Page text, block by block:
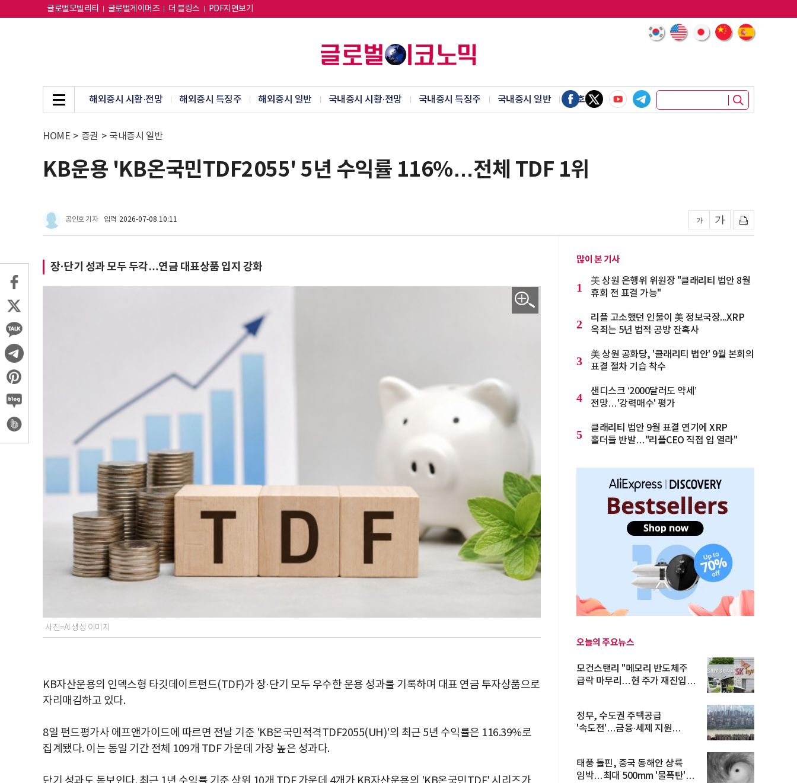
글로벌모빌리티 글로벌게이머즈 더 블링스 PDF지면보기
해외증시 시황·전망 해외증시 특징주 해외증시 일반 국내증시 시황·전망 국내증시 특징주 국내증시 일반 암호화폐
HOME > 증권 > 국내증시 일반
KB운용 'KB온국민TDF2055' 5년 수익률 116%…전체 TDF 1위
공인호 기자 입력 2026-07-08 10:11
장·단기 성과 모두 두각…연금 대표상품 입지 강화
사진=AI 생성 이미지
KB자산운용의 인덱스형 타깃데이트펀드(TDF)가 장·단기 모두 우수한 운용 성과를 기록하며 대표 연금 투자상품으로
자리매김하고 있다.
8일 펀드평가사 에프앤가이드에 따르면 전날 기준 'KB온국민적격TDF2055(UH)'의 최근 5년 수익률은 116.39%로
집계됐다. 이는 동일 기간 전체 109개 TDF 가운데 가장 높은 성과다.
많이 본 기사
1
美 상원 은행위 위원장 "클래리티 법안 8월
휴회 전 표결 가능"
2
리플 고소했던 인물이 美 정보국장...XRP
옥죄는 5년 법적 공방 잔혹사
3
美 상원 공화당, '클래리티 법안' 9월 본회의
표결 절차 기습 착수
4
샌디스크 ‘2000달러도 약세’
전망…'강력매수' 평가
5
클래리티 법안 9월 표결 연기에 XRP
홀더들 반발…"리플CEO 직접 입 열라"
오늘의 주요뉴스
모건스탠리 "메모리 반도체주
급락 마무리…현 주가 재진입
정부, 수도권 주택공급
'속도전'…금융·세제 지원
태풍 돌핀, 중국 동해안 상륙
임박…최대 500mm '물폭탄'